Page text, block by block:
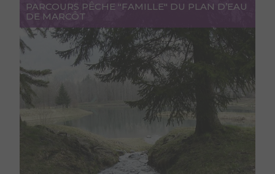
PARCOURS PÊCHE "FAMILLE" DU PLAN D’EAU
DE MARCÔT